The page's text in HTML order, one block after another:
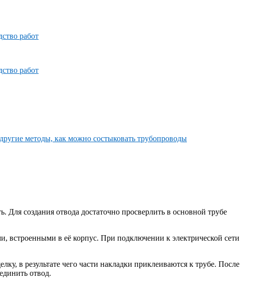
Для создания отвода достаточно просверлить в основной трубе
встроенными в её корпус. При подключении к электрической сети
в результате чего части накладки приклеиваются к трубе. После
отвод.